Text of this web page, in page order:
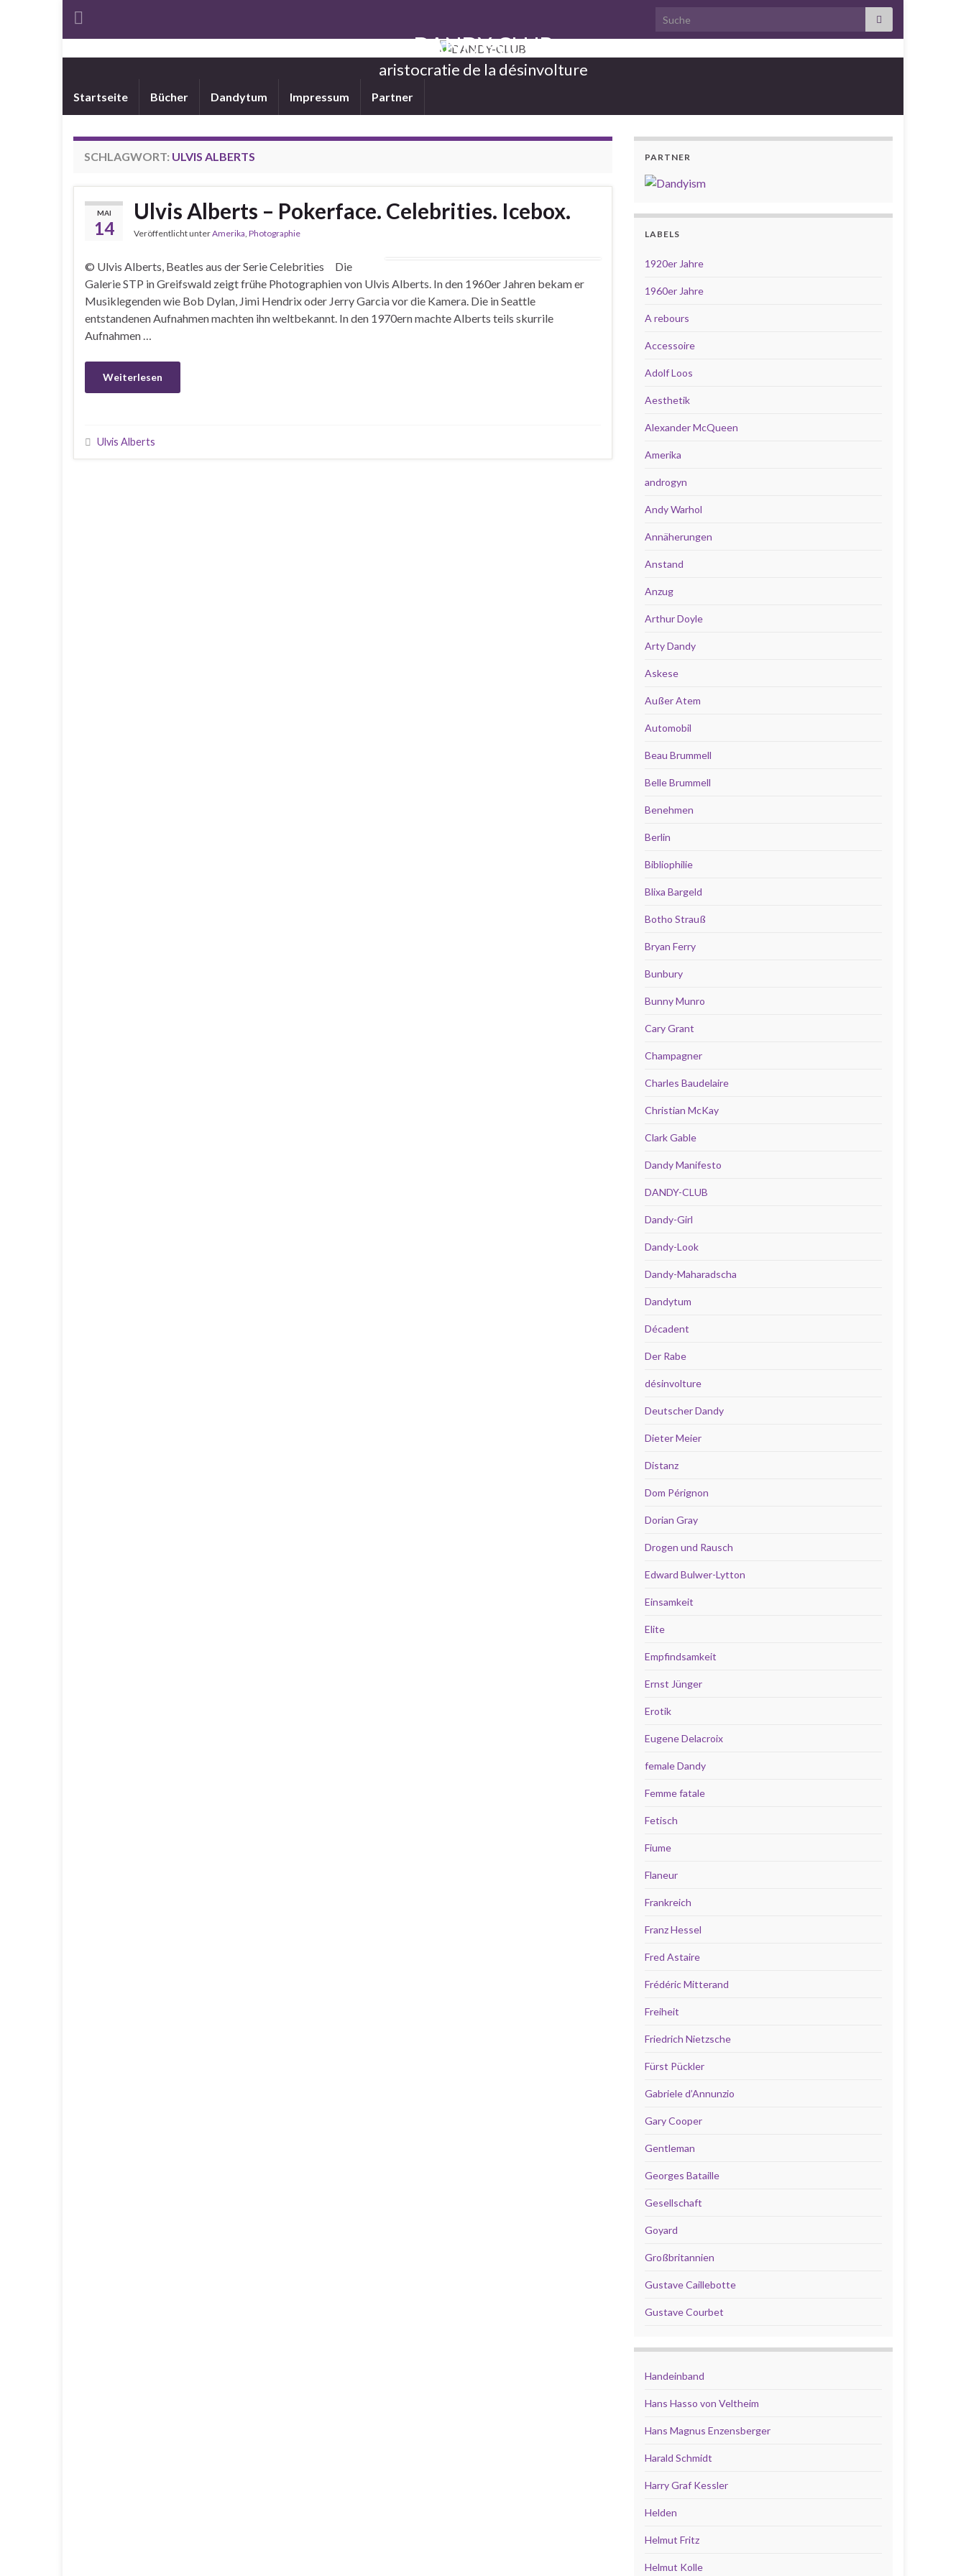
Search for:
DANDY-CLUB
aristocratie de la désinvolture
Startseite Bücher Dandytum Impressum Partner
SCHLAGWORT: ULVIS ALBERTS
MAI
14
Ulvis Alberts – Pokerface. Celebrities. Icebox.
Veröffentlicht unterAmerika, Photographie
© Ulvis Alberts, Beatles aus der Serie Celebrities Die
Galerie STP in Greifswald zeigt frühe Photographien von Ulvis Alberts. In den 1960er Jahren bekam er
Musiklegenden wie Bob Dylan, Jimi Hendrix oder Jerry Garcia vor die Kamera. Die in Seattle
entstandenen Aufnahmen machten ihn weltbekannt. In den 1970ern machte Alberts teils skurrile
Aufnahmen …
Weiterlesen
Ulvis Alberts
PARTNER
LABELS
1920er Jahre
1960er Jahre
A rebours
Accessoire
Adolf Loos
Aesthetik
Alexander McQueen
Amerika
androgyn
Andy Warhol
Annäherungen
Anstand
Anzug
Arthur Doyle
Arty Dandy
Askese
Außer Atem
Automobil
Beau Brummell
Belle Brummell
Benehmen
Berlin
Bibliophilie
Blixa Bargeld
Botho Strauß
Bryan Ferry
Bunbury
Bunny Munro
Cary Grant
Champagner
Charles Baudelaire
Christian McKay
Clark Gable
Dandy Manifesto
DANDY-CLUB
Dandy-Girl
Dandy-Look
Dandy-Maharadscha
Dandytum
Décadent
Der Rabe
désinvolture
Deutscher Dandy
Dieter Meier
Distanz
Dom Pérignon
Dorian Gray
Drogen und Rausch
Edward Bulwer-Lytton
Einsamkeit
Elite
Empfindsamkeit
Ernst Jünger
Erotik
Eugene Delacroix
female Dandy
Femme fatale
Fetisch
Fiume
Flaneur
Frankreich
Franz Hessel
Fred Astaire
Frédéric Mitterand
Freiheit
Friedrich Nietzsche
Fürst Pückler
Gabriele d’Annunzio
Gary Cooper
Gentleman
Georges Bataille
Gesellschaft
Goyard
Großbritannien
Gustave Caillebotte
Gustave Courbet
Handeinband
Hans Hasso von Veltheim
Hans Magnus Enzensberger
Harald Schmidt
Harry Graf Kessler
Helden
Helmut Fritz
Helmut Kolle